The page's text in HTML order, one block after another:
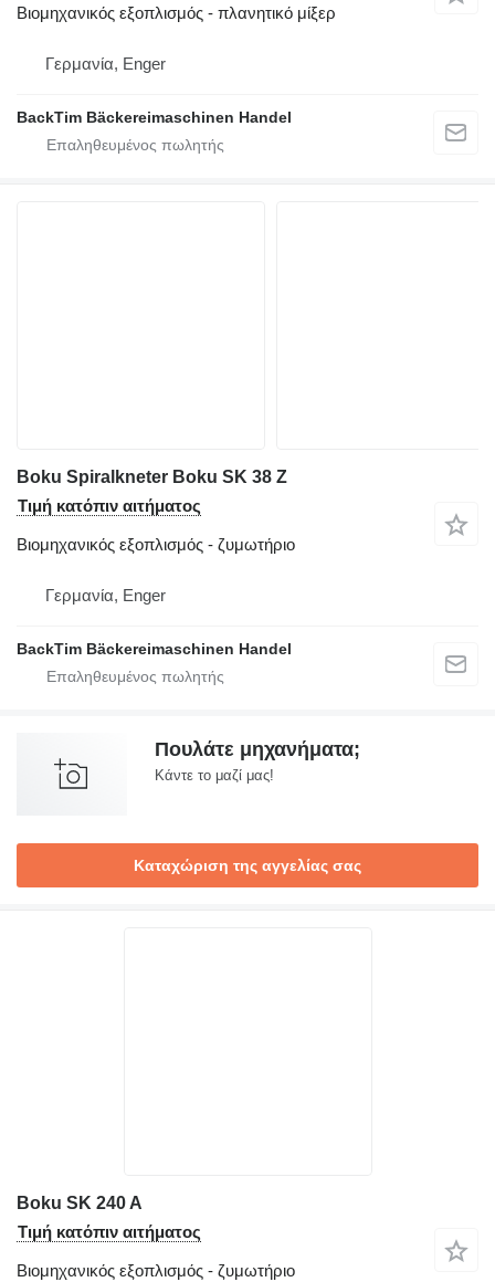
Βιομηχανικός εξοπλισμός - πλανητικό μίξερ
Γερμανία, Enger
BackTim Bäckereimaschinen Handel
Boku Spiralkneter Boku SK 38 Z
Τιμή κατόπιν αιτήματος
Βιομηχανικός εξοπλισμός - ζυμωτήριο
Γερμανία, Enger
BackTim Bäckereimaschinen Handel
Πουλάτε μηχανήματα;
Κάντε το μαζί μας!
Καταχώριση της αγγελίας σας
Boku SK 240 A
Τιμή κατόπιν αιτήματος
Βιομηχανικός εξοπλισμός - ζυμωτήριο